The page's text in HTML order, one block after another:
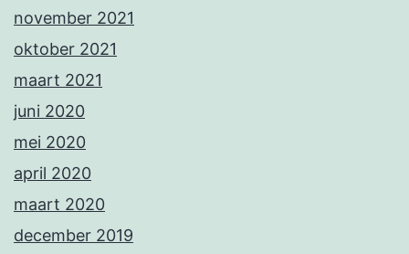
november 2021
oktober 2021
maart 2021
juni 2020
mei 2020
april 2020
maart 2020
december 2019